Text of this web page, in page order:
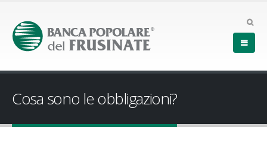
Cosa sono le obbligazioni?